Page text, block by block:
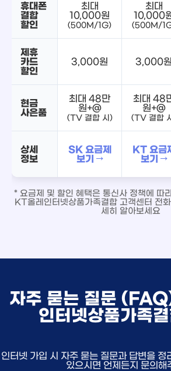
휴대폰
결합
할인
최대
10,000원
(500M/1G)
최대
10,000
(500M/
제휴
카드
할인
3,000원 3,000원
현금
사은품
최대 48만
원+@
(TV 결합 시)
최대 48
원+@
(TV 결합
상세
정보
SK 요금제
보기 →
KT 요금
보기 →
* 요금제 및 할인 혜택은 통신사 정책에 따
KT올레인터넷상품가족결합 고객센터 전
세히 알아보세요
자주 묻는 질문
인터넷상품가족
인터넷 가입 시 자주 묻는 질문과 답변을 정
있으시면 언제든지 문의해